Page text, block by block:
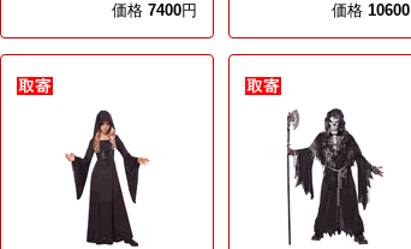
価格 7400円 価格10600